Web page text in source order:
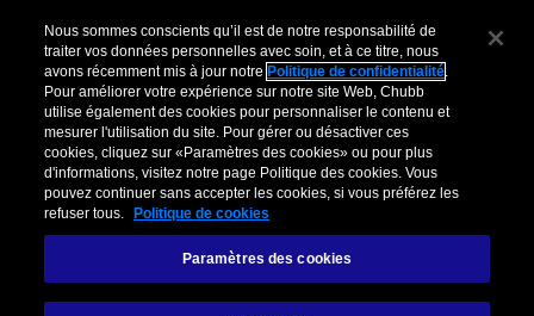
Assurance
Nous sommes conscients qu’il est de notre responsabilité de
traiter vos données personnelles avec soin, et à ce titre, nous
avons récemment mis à jour notre Politique de confidentialité.
Pour améliorer votre expérience sur notre site Web, Chubb
utilise également des cookies pour personnaliser le contenu et
mesurer l'utilisation du site. Pour gérer ou désactiver ces
cookies, cliquez sur «Paramètres des cookies» ou pour plus
d'informations, visitez notre page Politique des cookies. Vous
pouvez continuer sans accepter les cookies, si vous préférez les
refuser tous.
Politique de cookies
Paramètres des cookies